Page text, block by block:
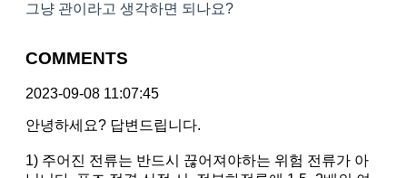
그냥 관이라고 생각하면 되나요?
COMMENTS
2023-09-08 11:07:45
안녕하세요? 답변드립니다.
1) 주어진 전류는 반드시 끊어져야하는 위험 전류가 아